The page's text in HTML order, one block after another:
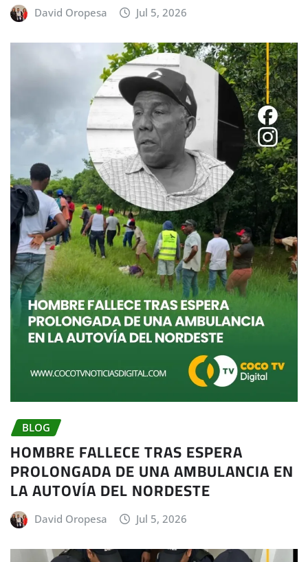
David Oropesa Jul 5, 2026
BLOG
HOMBRE FALLECE TRAS ESPERA
PROLONGADA DE UNA AMBULANCIA EN
LA AUTOVÍA DEL NORDESTE
David Oropesa Jul 5, 2026